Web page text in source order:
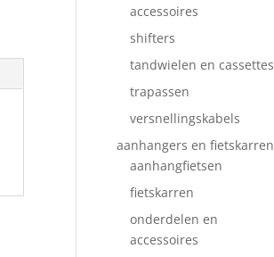
accessoires
shifters
tandwielen en cassettes
trapassen
versnellingskabels
aanhangers en fietskarren
aanhangfietsen
fietskarren
onderdelen en
accessoires